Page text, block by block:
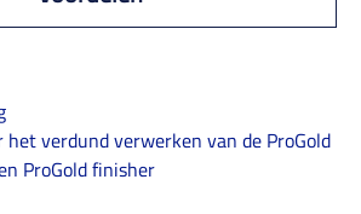
het verdund verwerken van de ProGold
ProGold finisher